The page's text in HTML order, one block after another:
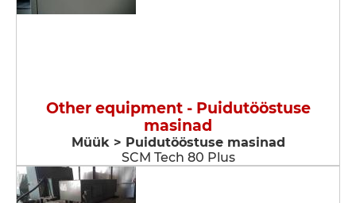
Other equipment - Puidutööstuse
masinad
Müük > Puidutööstuse masinad
SCM Tech 80 Plus